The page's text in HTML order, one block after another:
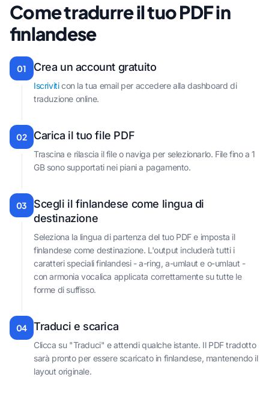
Come tradurre il tuo PDF in
finlandese
01 Crea un account gratuito
Iscriviticon la tua email per accedere alla dashboard di
traduzione online.
02 Carica il tuo file PDF
Trascina e rilascia il file o naviga per selezionarlo. File fino a 1
GB sono supportati nei piani a pagamento.
03
Scegli il finlandese come lingua di
destinazione
Seleziona la lingua di partenza del tuo PDF e imposta il
finlandese come destinazione. L'output includerà tutti i
caratteri speciali finlandesi - a-ring, a-umlaut e o-umlaut -
con armonia vocalica applicata correttamente su tutte le
forme di suffisso.
04 Traduci e scarica
Clicca su "Traduci" e attendi qualche istante. Il PDF tradotto
sarà pronto per essere scaricato in finlandese, mantenendo il
layout originale.